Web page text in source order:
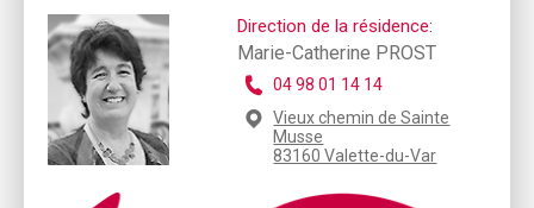
Direction de la résidence:
Marie-Catherine PROST
04 98 01 14 14
Vieux chemin de Sainte
Musse
83160 Valette-du-Var